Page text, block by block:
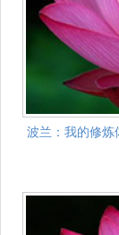
波兰：我的修炼